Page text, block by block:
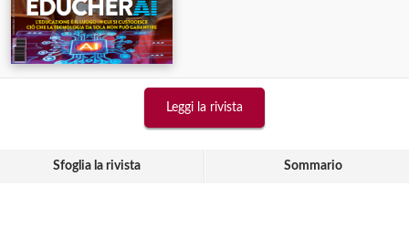
Leggi la rivista
Sfoglia la rivista Sommario